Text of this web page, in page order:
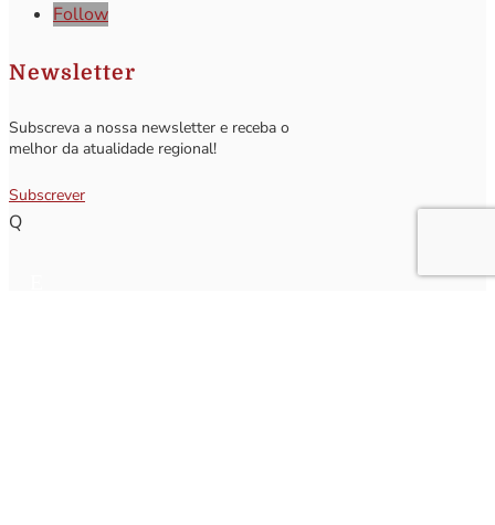
Follow
Newsletter
Subscreva a nossa newsletter e receba o
melhor da atualidade regional!
Subscrever
Q